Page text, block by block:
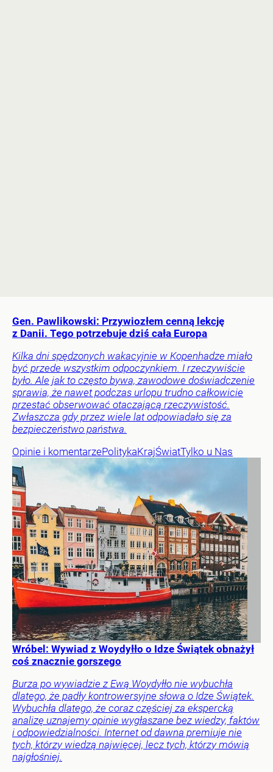
Gen. Pawlikowski: Przywiozłem cenną lekcję
z Danii. Tego potrzebuje dziś cała Europa
Kilka dni spędzonych wakacyjnie w Kopenhadze miało
być przede wszystkim odpoczynkiem. I rzeczywiście
było. Ale jak to często bywa, zawodowe doświadczenie
sprawia, że nawet podczas urlopu trudno całkowicie
przestać obserwować otaczającą rzeczywistość.
Zwłaszcza gdy przez wiele lat odpowiadało się za
bezpieczeństwo państwa.
Opinie i komentarzePolitykaKrajŚwiatTylko u Nas
Wróbel: Wywiad z Woydyłło o Idze Świątek obnażył
coś znacznie gorszego
Burza po wywiadzie z Ewą Woydyłło nie wybuchła
dlatego, że padły kontrowersyjne słowa o Idze Świątek.
Wybuchła dlatego, że coraz częściej za ekspercką
analizę uznajemy opinie wygłaszane bez wiedzy, faktów
i odpowiedzialności. Internet od dawna premiuje nie
tych, którzy wiedzą najwięcej, lecz tych, którzy mówią
najgłośniej.